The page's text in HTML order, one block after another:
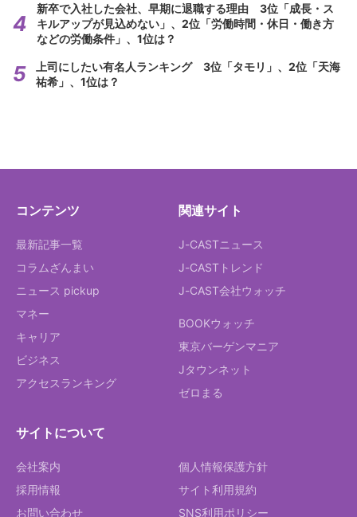
新卒で入社した会社、早期に退職する理由 3位「成長・ス
キルアップが見込めない」、2位「労働時間・休日・働き方
などの労働条件」、1位は？
上司にしたい有名人ランキング 3位「タモリ」、2位「天海
祐希」、1位は？
コンテンツ
最新記事一覧
コラムざんまい
ニュース pickup
マネー
キャリア
ビジネス
アクセスランキング
関連サイト
J-CASTニュース
J-CASTトレンド
J-CAST会社ウォッチ
BOOKウォッチ
東京バーゲンマニア
Jタウンネット
ゼロまる
サイトについて
会社案内
採用情報
お問い合わせ
個人情報保護方針
サイト利用規約
SNS利用ポリシー